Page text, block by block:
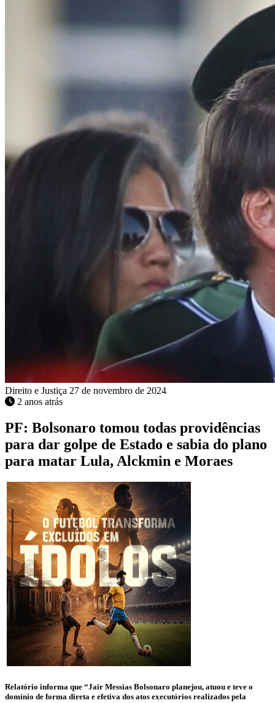
Direito e Justiça 27 de novembro de 2024
2 anos atrás
PF: Bolsonaro tomou todas providências
para dar golpe de Estado e sabia do plano
para matar Lula, Alckmin e Moraes
Relatório informa que “Jair Messias Bolsonaro planejou, atuou e teve o
domínio de forma direta e efetiva dos atos executórios realizados pela